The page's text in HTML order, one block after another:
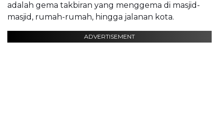
adalah gema takbiran yang menggema di masjid-
masjid, rumah-rumah, hingga jalanan kota.
ADVERTISEMENT